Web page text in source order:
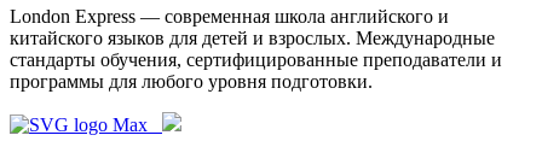
London Express — современная школа английского и
китайского языков для детей и взрослых. Международные
стандарты обучения, сертифицированные преподаватели и
программы для любого уровня подготовки.